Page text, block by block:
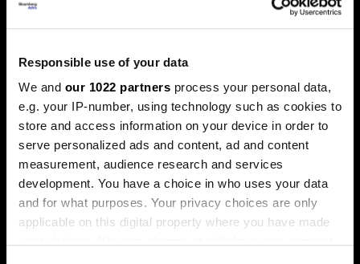
Responsible use of your data
We and our 1022 partners process your personal data,
e.g. your IP-number, using technology such as cookies to
store and access information on your device in order to
serve personalized ads and content, ad and content
measurement, audience research and services
development. You have a choice in who uses your data
and for what purposes. Your privacy choices are only
applicable on this digital property where you have made
Од Џастин Бибер до Санремо:
Како вашата омилена песна може
да стане инвестиција
попрофитабилна од
недвижнините
Во последните неколку години, музичките права
станаа сè попопуларна форма на инвестирање.